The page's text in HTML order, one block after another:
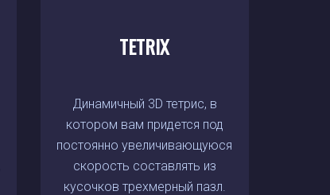
TETRIX
Динамичный 3D тетрис, в
котором вам придется под
постоянно увеличивающуюся
скорость составлять из
кусочков трехмерный пазл.